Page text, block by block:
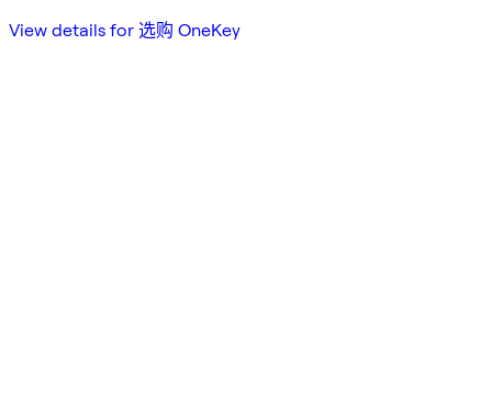
View details for 选购 OneKey